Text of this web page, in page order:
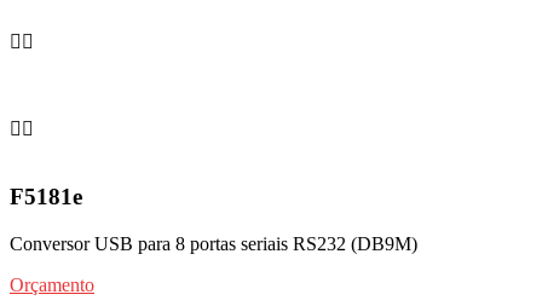
F5181e
Conversor USB para 8 portas seriais RS232 (DB9M)
Orçamento